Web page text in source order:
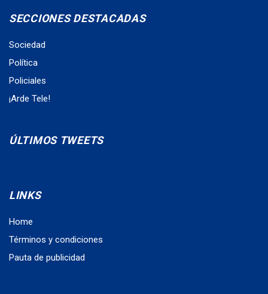
SECCIONES DESTACADAS
Sociedad
Política
Policiales
¡Arde Tele!
ÚLTIMOS TWEETS
LINKS
Home
Términos y condiciones
Pauta de publicidad